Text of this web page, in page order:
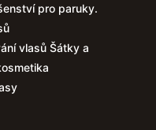
pro paruky.
vlasů Šátky a